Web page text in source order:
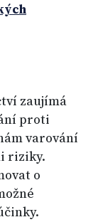
zaujímá
proti
varování
riziky.
o